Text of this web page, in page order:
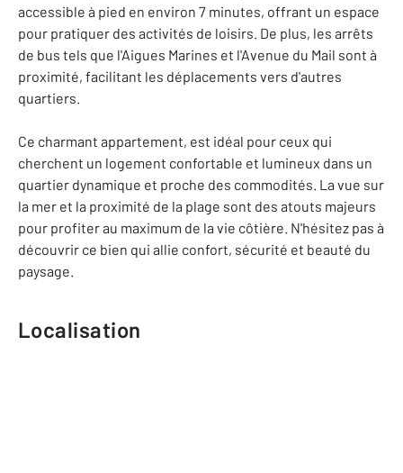
accessible à pied en environ 7 minutes, offrant un espace
pour pratiquer des activités de loisirs. De plus, les arrêts
de bus tels que l'Aigues Marines et l'Avenue du Mail sont à
proximité, facilitant les déplacements vers d'autres
quartiers.
Ce charmant appartement, est idéal pour ceux qui
cherchent un logement confortable et lumineux dans un
quartier dynamique et proche des commodités. La vue sur
la mer et la proximité de la plage sont des atouts majeurs
pour profiter au maximum de la vie côtière. N'hésitez pas à
découvrir ce bien qui allie confort, sécurité et beauté du
paysage.
Localisation